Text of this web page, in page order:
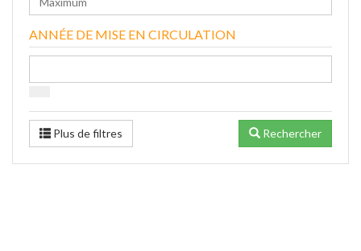
ANNÉE DE MISE EN CIRCULATION
Plus de filtres Rechercher